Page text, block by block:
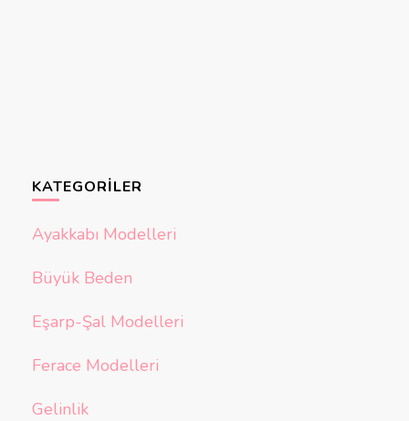
KATEGORILER
Ayakkabı Modelleri
Büyük Beden
Eşarp-Şal Modelleri
Ferace Modelleri
Gelinlik